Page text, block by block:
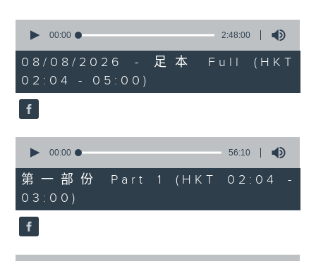
由 黄丽冰 主唱
3. 「怡红公子祭潇湘之葬花」
由 盖鸣晖、尹飞燕 主唱
4. 「火海君臣」
由 龙贯天、丁凡 主唱
5. 「鸾飘凤更飘」
seconds
2
hours,
48
minutes,
0
seconds
00:00 2:48:00
08/08/2026 - 足本 Full (HKT
02:04 - 05:00)
seconds
56
minutes,
10
seconds
00:00 56:10
第一部份 Part 1 (HKT 02:04 -
03:00)